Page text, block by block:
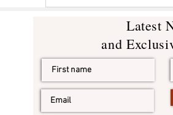
Latest
and